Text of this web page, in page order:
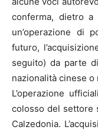
conferma, dietro a
un’operazione di
futuro,
seguito) da parte
nazionalità cinese o
L’operazione
colosso del settore
Calzedonia.